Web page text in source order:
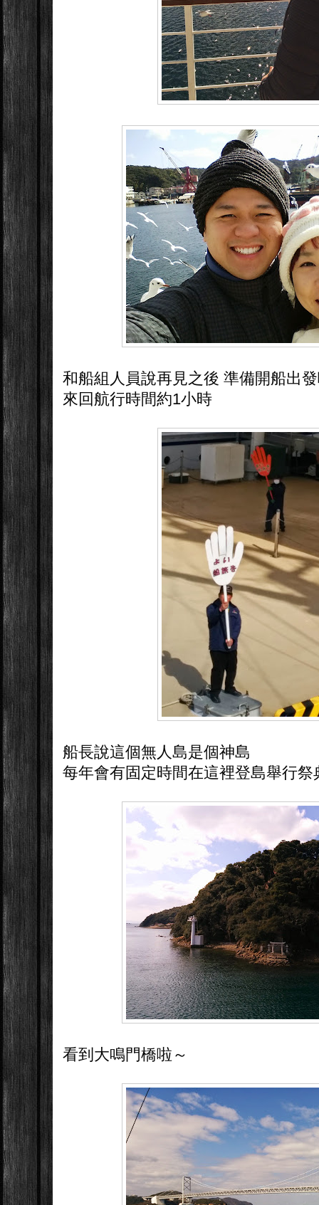
和船組人員說再見之後 準備開船出
來回航行時間約1小時
船長說這個無人島是個神島
每年會有固定時間在這裡登島舉行祭
看到大鳴門橋啦～